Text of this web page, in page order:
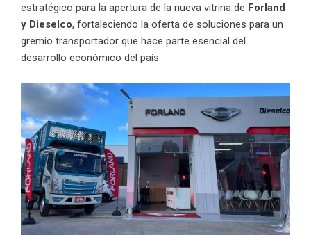
estratégico para la apertura de la nueva vitrina de Forland
y Dieselco, fortaleciendo la oferta de soluciones para un
gremio transportador que hace parte esencial del
desarrollo económico del país.